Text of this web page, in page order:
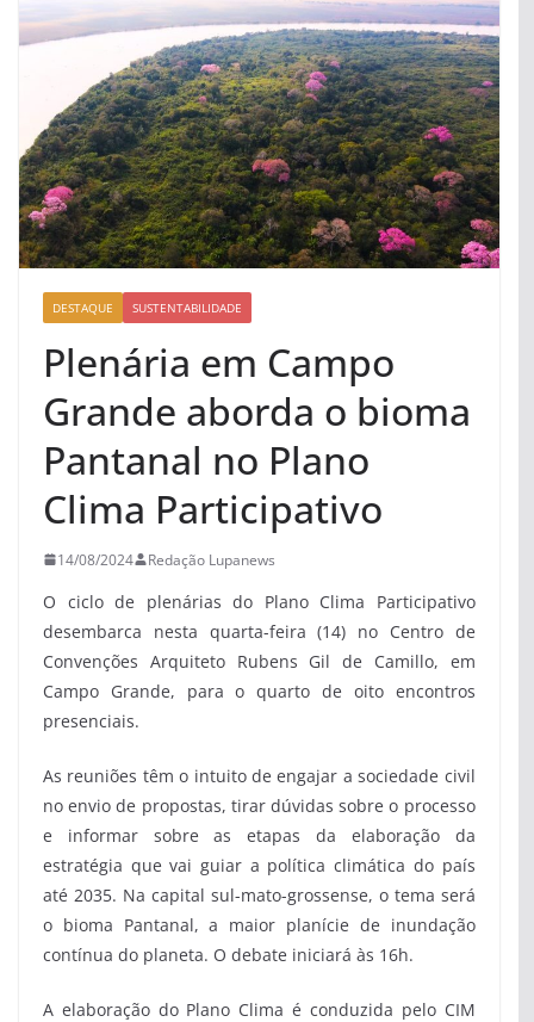
DESTAQUE SUSTENTABILIDADE
Plenária em Campo
Grande aborda o bioma
Pantanal no Plano
Clima Participativo
14/08/2024 Redação Lupanews
O ciclo de plenárias do Plano Clima Participativo
desembarca nesta quarta-feira (14) no Centro de
Convenções Arquiteto Rubens Gil de Camillo, em
Campo Grande, para o quarto de oito encontros
presenciais.
As reuniões têm o intuito de engajar a sociedade civil
no envio de propostas, tirar dúvidas sobre o processo
e informar sobre as etapas da elaboração da
estratégia que vai guiar a política climática do país
até 2035. Na capital sul-mato-grossense, o tema será
o bioma Pantanal, a maior planície de inundação
contínua do planeta. O debate iniciará às 16h.
A elaboração do Plano Clima é conduzida pelo CIM